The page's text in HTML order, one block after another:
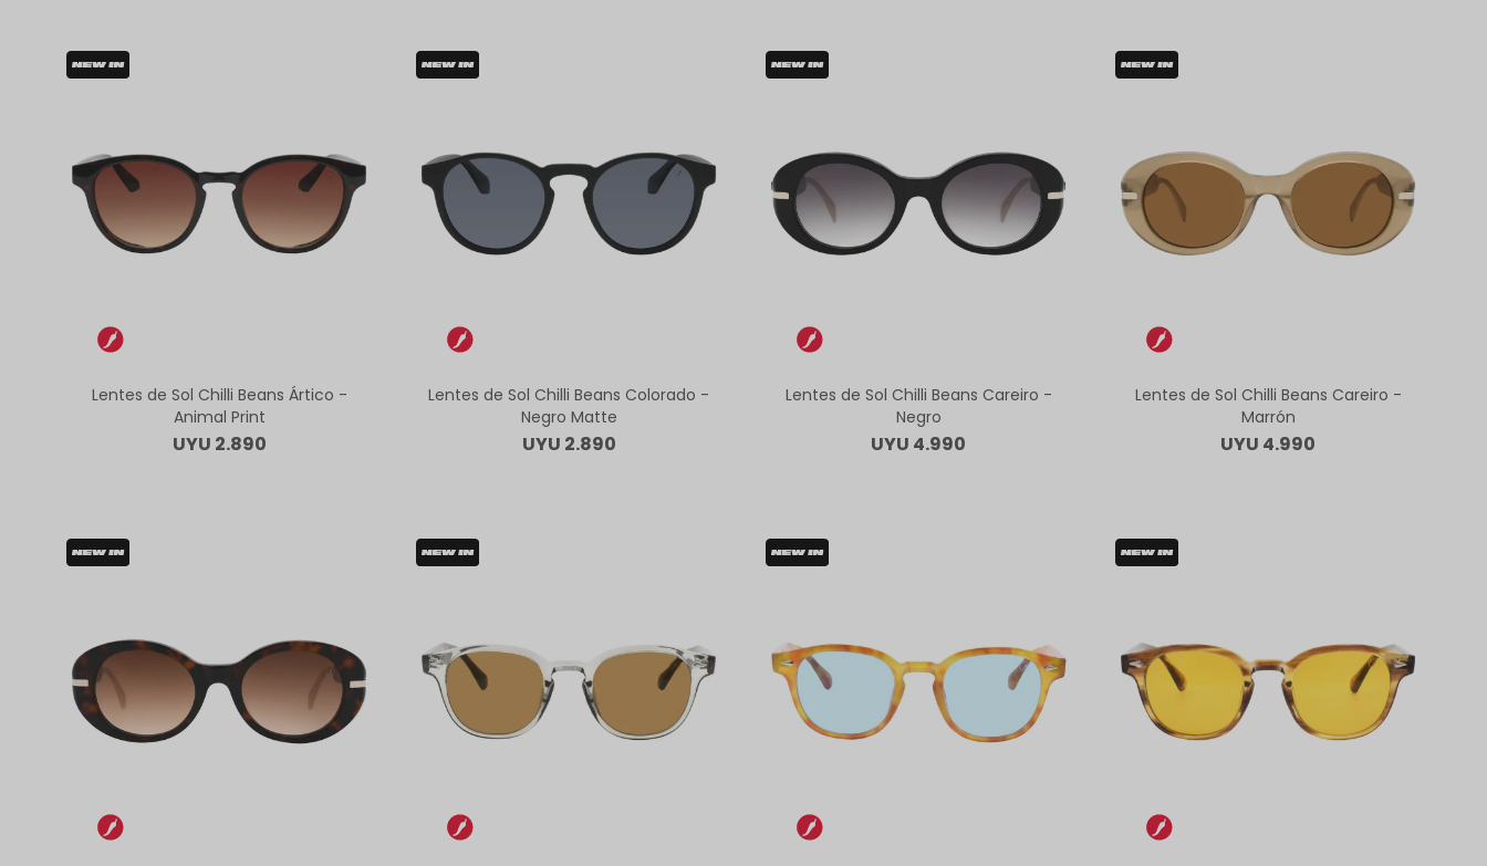
Lentes de Sol Chilli Beans Ártico -
Animal Print
UYU 2.890
Lentes de Sol Chilli Beans Colorado -
Negro Matte
UYU 2.890
Lentes de Sol Chilli Beans Careiro -
Negro
UYU 4.990
Lentes de Sol Chilli Beans Careiro -
Marrón
UYU 4.990